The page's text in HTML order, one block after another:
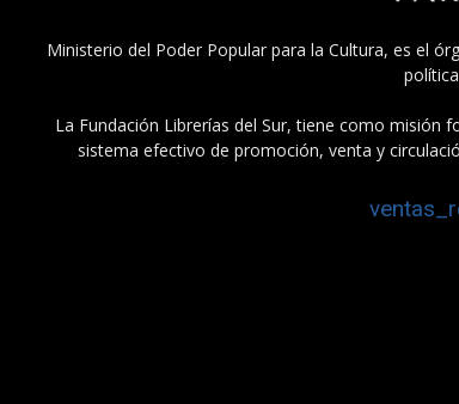
Ministerio del Poder Popular para la Cultura, es el
La Fundación Librerías del Sur, tiene como misión
sistema efectivo de promoción, venta y